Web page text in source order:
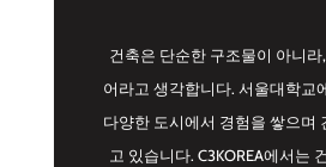
건축은 단순한 구조물이 아니
어라고 생각합니다. 서울대학교
다양한 도시에서 경험을 쌓으며
고 있습니다. C3KOREA에서는